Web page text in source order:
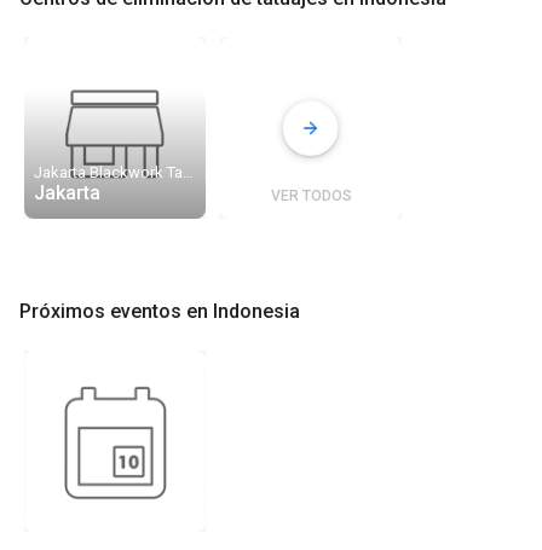
Jakarta Blackwork Tattoo
Jakarta VER TODOS
Próximos eventos en Indonesia